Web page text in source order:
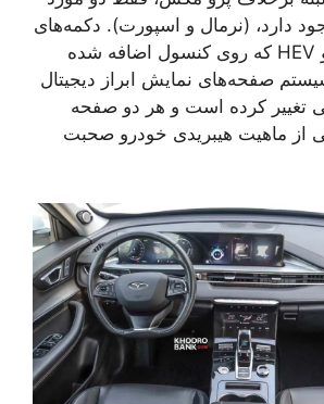
دارد، (نرمال و اسپورت). دکمه‌های
لمسی جدید EV و HEV که روی کنسول اضافه شده
صفحه‌های نمایش ابراز دیجیتال
تغییر کرده است و هر دو صفحه
12.3 اینچی از ماهیت هیبریدی خودرو صحبت